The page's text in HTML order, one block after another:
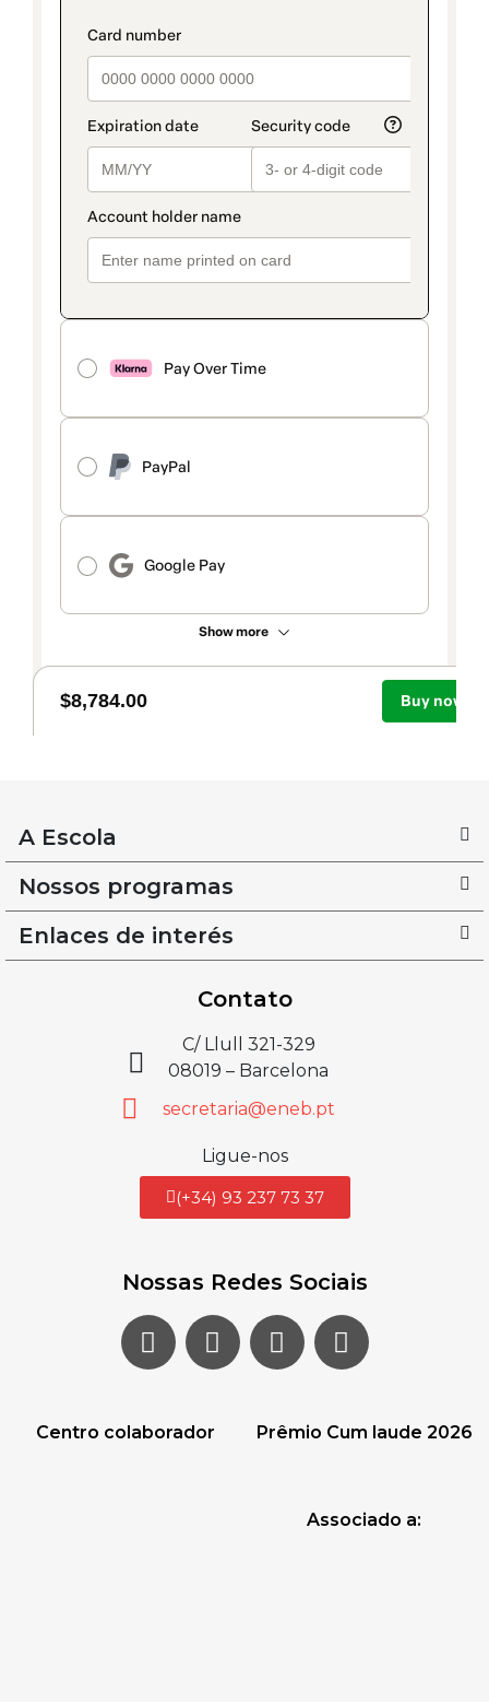
A Escola
Nossos programas
Enlaces de interés
Contato
C/ Llull 321-329
08019 – Barcelona
secretaria@eneb.pt
Ligue-nos
(+34) 93 237 73 37
Nossas Redes Sociais
Centro colaborador Prêmio Cum laude 2026
Associado a: